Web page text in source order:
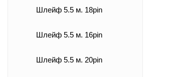
Шлейф 5.5 м. 18pin
Шлейф 5.5 м. 16pin
Шлейф 5.5 м. 20pin